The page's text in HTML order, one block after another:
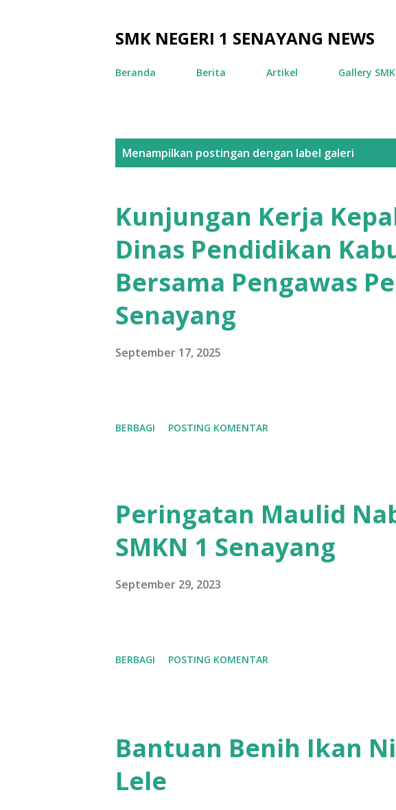
SMK NEGERI 1 SENAYANG NEWS
Beranda Berita Artikel Gallery SMK
Menampilkan postingan dengan label galeri
Kunjungan Kerja
Dinas Pendidikan
Bersama Pengawas
Senayang
September 17, 2025
BERBAGI POSTING KOMENTAR
Peringatan Maulid
SMKN 1 Senayang
September 29, 2023
BERBAGI POSTING KOMENTAR
Bantuan Benih Ikan
Lele